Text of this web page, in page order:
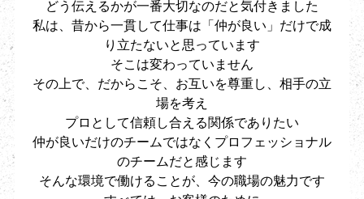
どう伝えるかが一番大切なのだと気付きました
私は、昔から一貫して仕事は「仲が良い」だけで成
り立たないと思っています
そこは変わっていません
その上で、だからこそ、お互いを尊重し、相手の立
場を考え
プロとして信頼し合える関係でありたい
仲が良いだけのチームではなくプロフェッショナル
のチームだと感じます
そんな環境で働けることが、今の職場の魅力です